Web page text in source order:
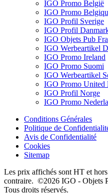
IGO Promo België
IGO Promo
IGO Profil Sverige
IGO Profil
IGO Objets Pub
IGO Werbeartikel
IGO Promo Ireland
IGO Promo Suomi
IGO Werbeartikel
IGO Promo United
IGO Profil Norge
IGO Promo
Conditions Générales
Politique de
Avis de Confidentialité
Cookies
Sitemap
Les prix affichés sont HT et
contraire. ©2026 IGO - Objets
Tous droits réservés.